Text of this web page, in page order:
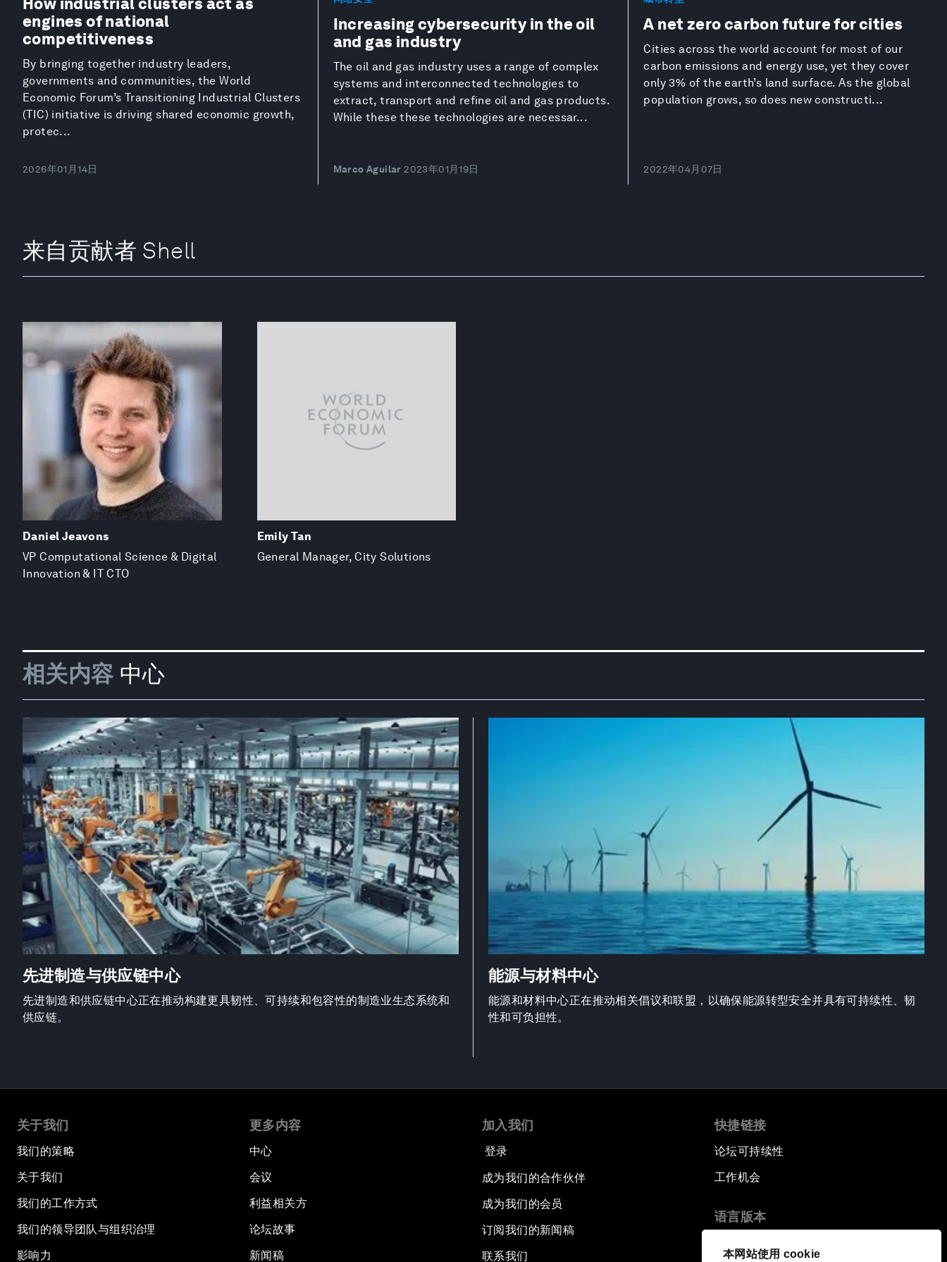
本网站使用 cookie
engines of national
competitiveness
By bringing together industry leaders,
governments and communities, the World
Economic Forum’s Transitioning Industrial Clusters
(TIC) initiative is driving shared economic growth,
protec...
2026年01月14日
Increasing cybersecurity in the oil
and gas industry
The oil and gas industry uses a range of complex
systems and interconnected technologies to
extract, transport and refine oil and gas products.
While these these technologies are necessar...
Marco Aguilar 2023年01月19日
A net zero carbon future for cities
Cities across the world account for most of our
carbon emissions and energy use, yet they cover
only 3% of the earth’s land surface. As the global
population grows, so does new constructi...
2022年04月07日
来自贡献者 Shell
Daniel Jeavons
VP Computational Science & Digital
Innovation & IT CTO
Emily Tan
General Manager, City Solutions
相关内容 中心
先进制造与供应链中心
先进制造和供应链中心正在推动构建更具韧性、可持续和包容性的制造业生态系统和
供应链。
能源与材料中心
能源和材料中心正在推动相关倡议和联盟，以确保能源转型安全并具有可持续性、韧
性和可负担性。
关于我们
我们的策略
关于我们
我们的工作方式
我们的领导团队与组织治理
影响力
更多内容
中心
会议
利益相关方
论坛故事
新闻稿
加入我们
登录
成为我们的合作伙伴
成为我们的会员
订阅我们的新闻稿
联系我们
快捷链接
论坛可持续性
工作机会
语言版本